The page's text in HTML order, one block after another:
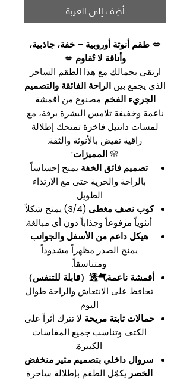
أضِف إلى العربة
💋 طقم أنوثة أوروبية – خفة، جاذبية،
وأناقة لا تُقاوم 💋
ارتقي بجمالك مع هذا الطقم الساحر
الذي يجمع بين الراحة الفائقة والتصميم
الجريء الفخم. مصنوع من أقمشة
ناعمة وخفيفة تلامس البشرة برقة، مع
لمسات دانتيل فاخرة تمنحك إطلالة
راقية تفيض بالأنوثة والثقة.
🌸 المميزات:
تصميم فائق الخفة يمنح إحساساً
بالراحة والحرية حتى مع الارتداء
الطويل.
كوب نصف مغطى (3/4)
يمنح شكلاً
أنثوياً مرفوعاً وجذاباً دون أي مبالغة.
هيكل داعم من الأسفل والجوانب
يمنح الصدر مظهراً مشدوداً
ومتناسقاً.
أقمشة ناعمة透气（قابلة للتنفس）
تحافظ على الانتعاش والراحة طوال
اليوم.
حمالات ثابتة مريحة لا تترك أثراً على
الكتف وتناسب جميع المقاسات
الكبيرة.
سروال داخلي بتصميم مثير منخفض
الخصر يكمّل الطقم بإطلالة ساحرة